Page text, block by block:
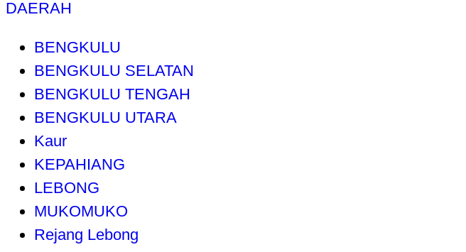
DAERAH
BENGKULU
BENGKULU SELATAN
BENGKULU TENGAH
BENGKULU UTARA
Kaur
KEPAHIANG
LEBONG
MUKOMUKO
Rejang Lebong